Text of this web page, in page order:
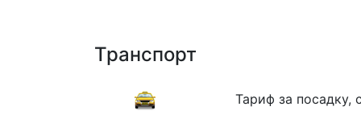
Транспорт
Тариф за посадку,